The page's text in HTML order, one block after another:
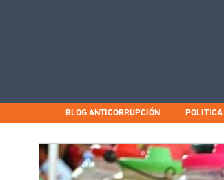
BLOG ANTICORRUPCIÓN POLITICA